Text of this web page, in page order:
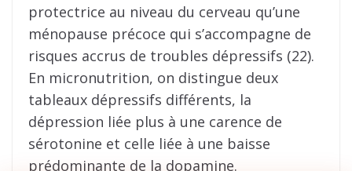
protectrice au niveau du cerveau qu’une
ménopause précoce qui s’accompagne de
risques accrus de troubles dépressifs (22).
En micronutrition, on distingue deux
tableaux dépressifs différents, la
dépression liée plus à une carence de
sérotonine et celle liée à une baisse
prédominante de la dopamine.